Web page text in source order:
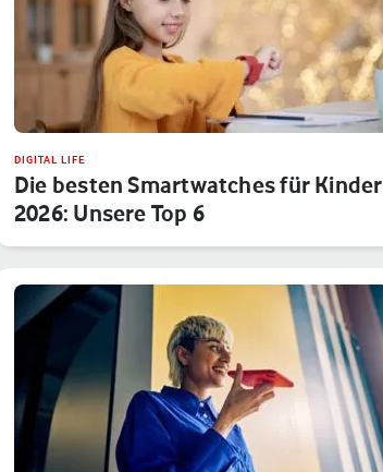
DIGITAL LIFE
Die besten Smartwatches für Kinder
2026: Unsere Top 6